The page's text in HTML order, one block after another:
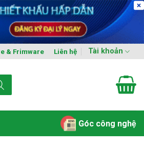
& Frimware Liên hệ Tài khoản
Góc công nghệ